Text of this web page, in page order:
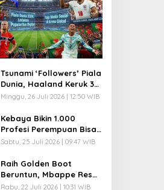
Tsunami ‘Followers’ Piala
Dunia, Haaland Keruk 32
Juta, Kiper 40 Tahun
Minggu, 26 Juli 2026 | 12:50 WIB
Kebaya Bikin 1.000
Profesi Perempuan Bisa
Menyatu di Arena
Sabtu, 25 Juli 2026 | 09:47 WIB
Raih Golden Boot
Beruntun, Mbappe Resmi
Kunci Takhta Top Skor
Rabu, 22 Juli 2026 | 10:31 WIB